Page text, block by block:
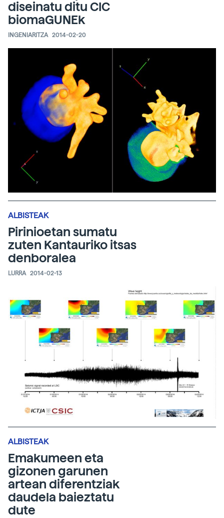
diseinatu ditu CIC
biomaGUNEk
INGENIARITZA 2014-02-20
ALBISTEAK
Pirinioetan sumatu
zuten Kantauriko itsas
denboralea
LURRA 2014-02-13
ALBISTEAK
Emakumeen eta
gizonen garunen
artean diferentziak
daudela baieztatu
dute